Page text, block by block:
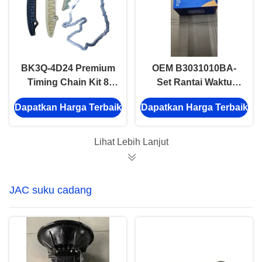
BK3Q-4D24 Premium
Timing Chain Kit 8
Piece Desain awet
untuk Transit V348
Dapatkan Harga Terbaik
OEM B3031010BA-
Set Rantai Waktu
Lengkap – Cocok
Andal untuk Transit
Dapatkan Harga Terbaik
Lihat Lebih Lanjut
JAC suku cadang